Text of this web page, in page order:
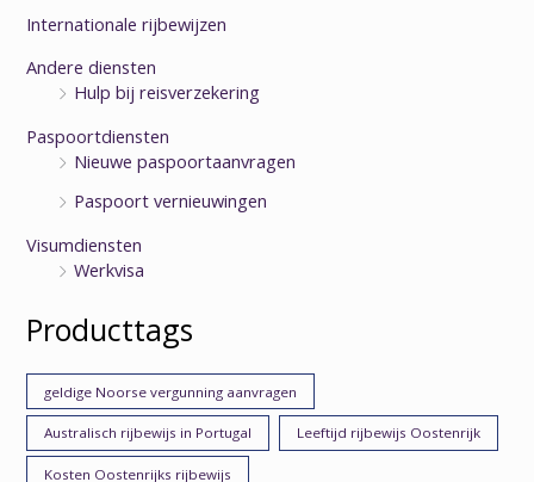
Internationale rijbewijzen
Andere diensten
Hulp bij reisverzekering
Paspoortdiensten
Nieuwe paspoortaanvragen
Paspoort vernieuwingen
Visumdiensten
Werkvisa
Producttags
geldige Noorse vergunning aanvragen
Australisch rijbewijs in Portugal Leeftijd rijbewijs Oostenrijk
Kosten Oostenrijks rijbewijs